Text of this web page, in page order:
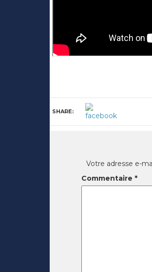
SHARE:
Votre adresse e-
Commentaire *